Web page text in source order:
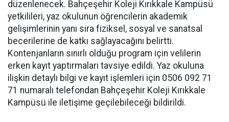
düzenlenecek. Bahçeşehir Koleji Kırıkkale Kampüsü
yetkilileri, yaz okulunun öğrencilerin akademik
gelişimlerinin yanı sıra fiziksel, sosyal ve sanatsal
becerilerine de katkı sağlayacağını belirtti.
Kontenjanların sınırlı olduğu program için velilerin
erken kayıt yaptırmaları tavsiye edildi. Yaz okuluna
ilişkin detaylı bilgi ve kayıt işlemleri için 0506 092 71
71 numaralı telefondan Bahçeşehir Koleji Kırıkkale
Kampüsü ile iletişime geçilebileceği bildirildi.